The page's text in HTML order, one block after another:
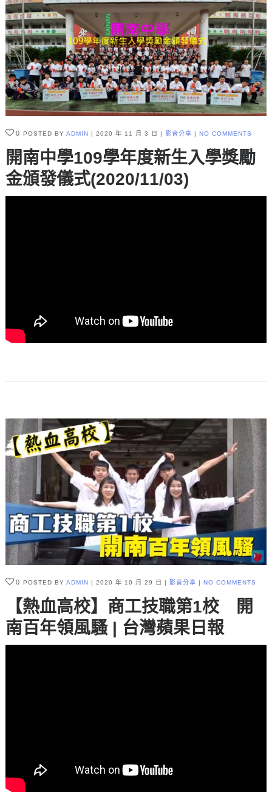
0 POSTED BY ADMIN 2020 年 11 月 3 日 影音分享 NO COMMENTS
開南中學109學年度新生入學獎勵
金頒發儀式(2020/11/03)
0 POSTED BY ADMIN 2020 年 10 月 29 日 影音分享 NO COMMENTS
【熱血高校】商工技職第1校 開
南百年領風騷 | 台灣蘋果日報